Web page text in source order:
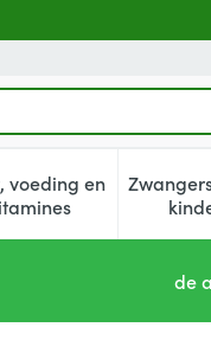
Schoonheid,
voeding en
Toon submenu voor
de